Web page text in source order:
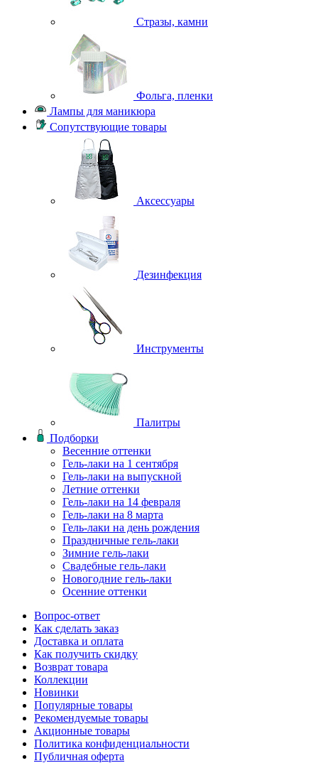
Стразы, камни
Фольга, пленки
Лампы для маникюра
Сопутствующие товары
Аксессуары
Дезинфекция
Инструменты
Палитры
Подборки
Весенние оттенки
Гель-лаки на 1 сентября
Гель-лаки на выпускной
Летние оттенки
Гель-лаки на 14 февраля
Гель-лаки на 8 марта
Гель-лаки на день рождения
Праздничные гель-лаки
Зимние гель-лаки
Свадебные гель-лаки
Новогодние гель-лаки
Осенние оттенки
Вопрос-ответ
Как сделать заказ
Доставка и оплата
Как получить скидку
Возврат товара
Коллекции
Новинки
Популярные товары
Рекомендуемые товары
Акционные товары
Политика конфиденциальности
Публичная оферта